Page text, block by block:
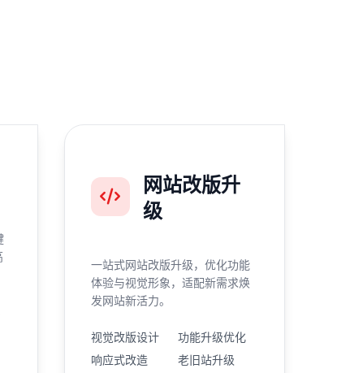
网站改版升
级
一站式网站改版升级，优化功能
体验与视觉形象，适配新需求焕
发网站新活力。
视觉改版设计
功能升级优化
响应式改造
老旧站升级